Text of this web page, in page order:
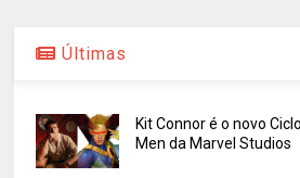
Últimas
Kit Connor é o novo
Men da Marvel Studios